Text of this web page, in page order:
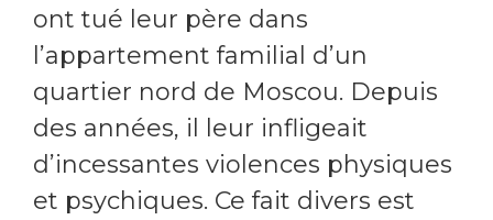
ont tué leur père dans
l’appartement familial d’un
quartier nord de Moscou. Depuis
des années, il leur infligeait
d’incessantes violences physiques
et psychiques. Ce fait divers est